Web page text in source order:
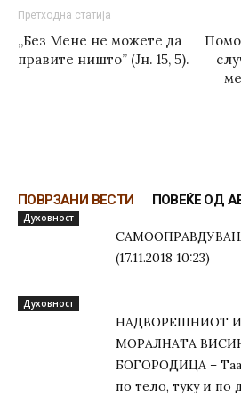
Претходна статија
„Без Мене не можете да
правите ништо” (Јн. 15, 5).
ПОВРЗАНИ ВЕСТИ ПОВЕЌЕ ОД
Духовност
(17.11.2018 10:23)
Духовност
НАДВОРЕШНИОТ
МОРАЛНАТА
БОГОРОДИЦА – Таа
по тело, туку и по